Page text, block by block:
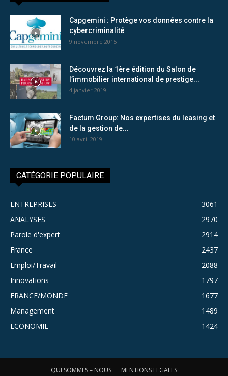
Capgemini : Protège vos données contre la
cybercriminalité
9 novembre 2015
Découvrez la 1ère édition du Salon de
l’immobilier international de prestige...
4 janvier 2019
Factum Group: Nos expertises du leasing et
de la gestion de...
10 avril 2019
CATÉGORIE POPULAIRE
ENTREPRISES
3061
ANALYSES
2970
Parole d'expert
2914
France
2437
Emploi/Travail
2088
Innovations
1797
FRANCE/MONDE
1677
Management
1489
ECONOMIE
1424
QUI SOMMES – NOUS MENTIONS LEGALES